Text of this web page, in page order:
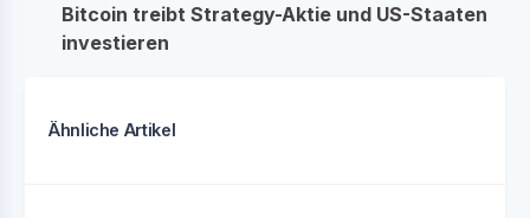
Bitcoin treibt Strategy-Aktie und US-Staaten
investieren
Ähnliche Artikel